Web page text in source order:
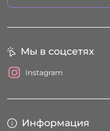
Информация
Мы в соцсетях
Instagram